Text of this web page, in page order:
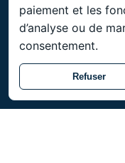
Informations
Mentions legales
Retours et articles
paiement et les
d’analyse ou de
consentement.
Refuser